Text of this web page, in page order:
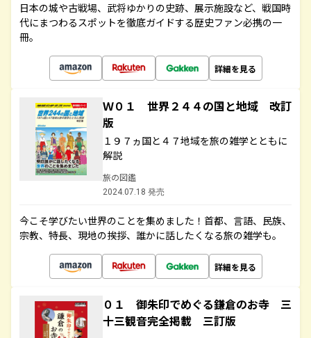
日本の城や古戦場、武将ゆかりの史跡、展示施設など、戦国時
代にまつわるスポットを徹底ガイドする歴史ファン必携の一
冊。
詳細を見る
Ｗ０１ 世界２４４の国と地域 改訂
版
１９７ヵ国と４７地域を旅の雑学とともに
解説
旅の図鑑
2024.07.18 発売
今こそ学びたい世界のことを集めました！首都、言語、民族、
宗教、特長、現地の挨拶、誰かに話したくなる旅の雑学も。
詳細を見る
０１ 御朱印でめぐる鎌倉のお寺 三
十三観音完全掲載 三訂版